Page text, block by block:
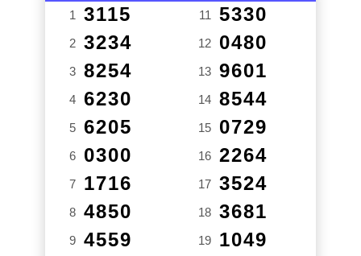
1 3115
2 3234
3 8254
4 6230
5 6205
6 0300
7 1716
8 4850
9 4559
11 5330
12 0480
13 9601
14 8544
15 0729
16 2264
17 3524
18 3681
19 1049